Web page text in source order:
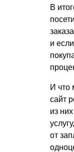
В
и
И что
сайт
из
от